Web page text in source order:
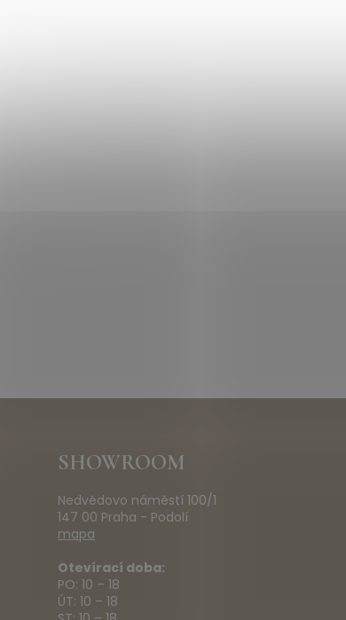
SHOWROOM
Nedvědovo náměstí 100/1
147 00 Praha - Podolí
mapa
Otevírací doba:
PO: 10 – 18
ÚT: 10 – 18